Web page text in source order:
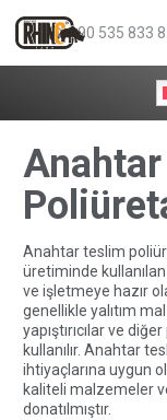
+90 535 833
Anahtar teslim
üretiminde
ve işletmeye hazır
genellikle yalıtım
yapıştırıcılar ve
kullanılır. Anahtar
ihtiyaçlarına uygun
kaliteli malzemeler
donatılmıştır.